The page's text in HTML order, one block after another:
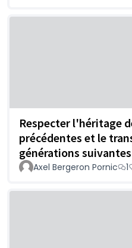
Respecter l'héritage
précédentes et le
générations
Axel Bergeron Pornic 1